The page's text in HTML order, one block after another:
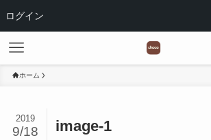
ログイン
ホーム
image-1
2019
9/18